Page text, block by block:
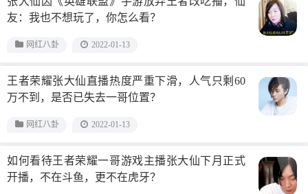
友：我也不想玩了，你怎么看？
网红八卦 2022-01-13
王者荣耀张大仙直播热度严重下滑，人气只剩60
万不到，是否已失去一哥位置？
网红八卦 2022-01-13
如何看待王者荣耀一哥游戏主播张大仙下月正式
开播，不在斗鱼，更不在虎牙？